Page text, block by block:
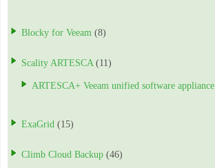
Blocky for Veeam (8)
Scality ARTESCA (11)
ARTESCA+ Veeam unified software appliance
ExaGrid (15)
Climb Cloud Backup (46)